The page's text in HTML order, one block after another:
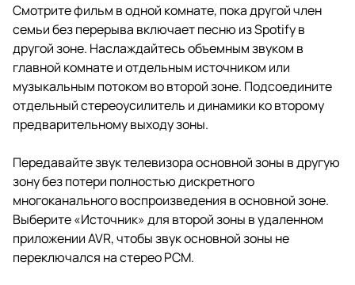
Смотрите фильм в одной комнате, пока другой член
семьи без перерыва включает песню из Spotify в
другой зоне. Наслаждайтесь объемным звуком в
главной комнате и отдельным источником или
музыкальным потоком во второй зоне. Подсоедините
отдельный стереоусилитель и динамики ко второму
предварительному выходу зоны.
Передавайте звук телевизора основной зоны в другую
зону без потери полностью дискретного
многоканального воспроизведения в основной зоне.
Выберите «Источник» для второй зоны в удаленном
приложении AVR, чтобы звук основной зоны не
переключался на стерео PCM.